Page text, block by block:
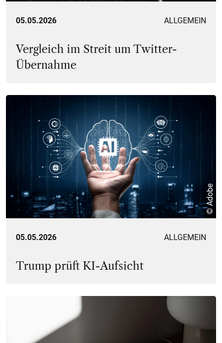
05.05.2026 ALLGEMEIN
Vergleich im Streit um Twitter-
Übernahme
© Adobe
05.05.2026 ALLGEMEIN
Trump prüft KI-Aufsicht